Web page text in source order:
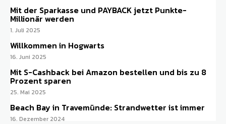
Mit der Sparkasse und PAYBACK jetzt Punkte-
Millionär werden
1. Juli 2025
Willkommen in Hogwarts
16. Juni 2025
Mit S-Cashback bei Amazon bestellen und bis zu 8
Prozent sparen
25. Mai 2025
Beach Bay in Travemünde: Strandwetter ist immer
16. Dezember 2024